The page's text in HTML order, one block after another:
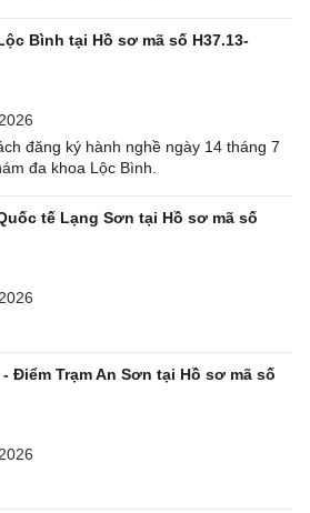
Bình tại Hồ sơ mã số H37.13-
đăng ký hành nghề ngày 14 tháng 7
đa khoa Lộc Bình.
tế Lạng Sơn tại Hồ sơ mã số
Điểm Trạm An Sơn tại Hồ sơ mã số